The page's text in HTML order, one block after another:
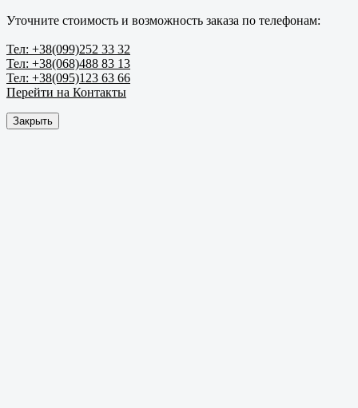
Уточните стоимость и возможность заказа по телефонам:
Тел: +38(099)252 33 32
Тел: +38(068)488 83 13
Тел: +38(095)123 63 66
Перейти на Контакты
Закрыть